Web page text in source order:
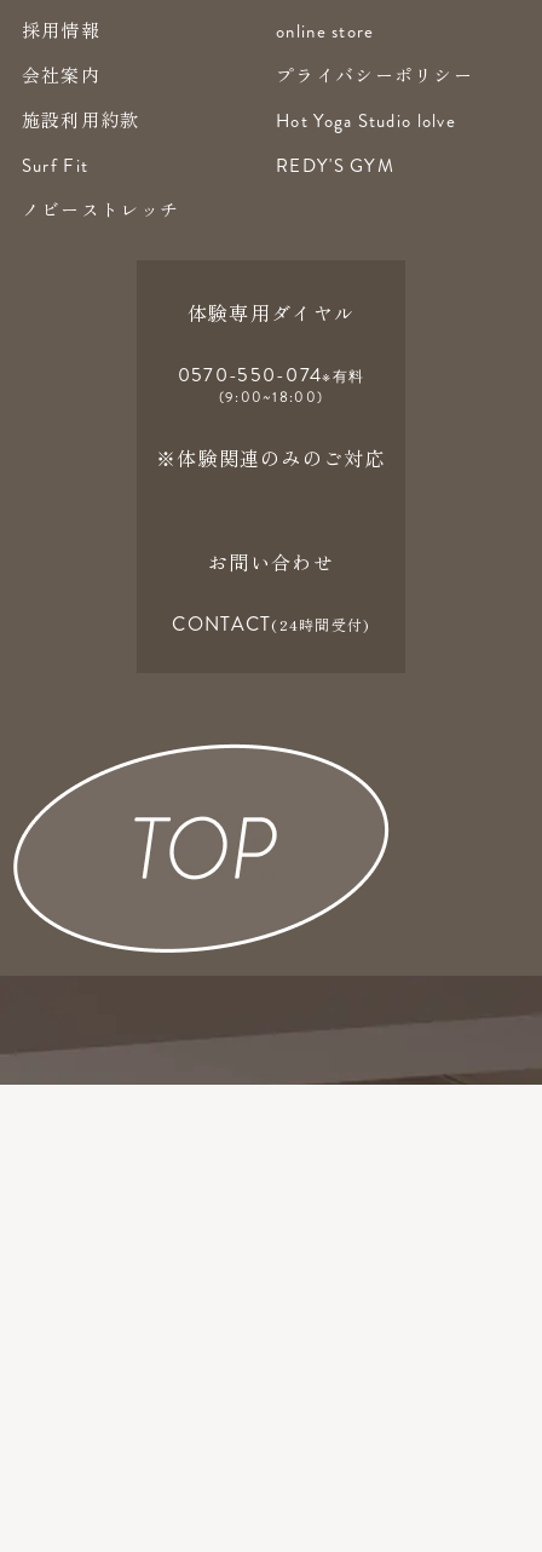
採用情報
online store
会社案内
プライバシーポリシー
施設利用約款
Hot Yoga Studio lolve
Surf Fit
REDY'S GYM
ノビーストレッチ
体験専用ダイヤル
0570-550-074※有料
(9:00~18:00)
※体験関連のみのご対応
お問い合わせ
CONTACT(24時間受付)